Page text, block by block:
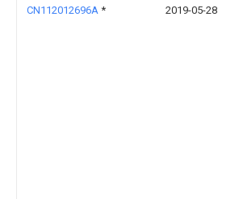
CN112012696A * 2019-05-28